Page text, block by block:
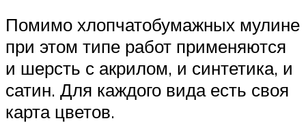
Помимо хлопчатобумажных мулине
при этом типе работ применяются
и шерсть с акрилом, и синтетика, и
сатин. Для каждого вида есть своя
карта цветов.